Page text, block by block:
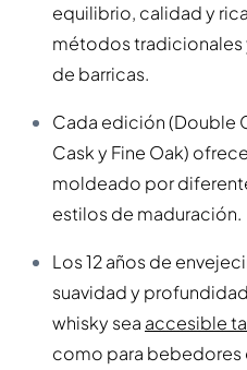
equilibrio, calidad y
métodos tradicionales
de barricas.
Cada edición (Double
Cask y Fine Oak)
moldeado por
estilos de maduración.
Los 12 años de
suavidad y
whisky sea accesible
como para bebedores